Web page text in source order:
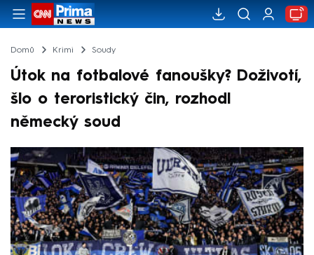
Domů Krimi Soudy
Útok na fotbalové fanoušky? Doživotí,
šlo o teroristický čin, rozhodl
německý soud